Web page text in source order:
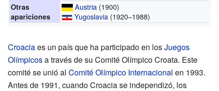
Otras
apariciones
Austria (1900)
Yugoslavia (1920–1988)
Croaciaes un país que ha participado en losJuegos
Olímpicosa través de su Comité Olímpico Croata. Este
comité se unió al Comité Olímpico Internacional en 1993.
Antes de 1991, cuando Croacia se independizó, los